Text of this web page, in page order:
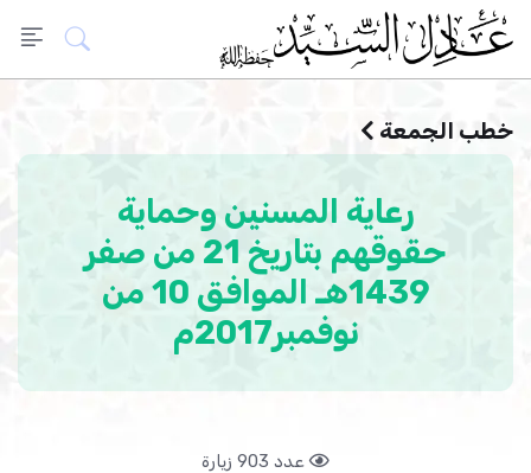
خطب الجمعة
رعاية المسنين وحماية
حقوقهم بتاريخ 21 من صفر
1439هـ الموافق 10 من
نوفمبر2017م
عدد 903 زيارة